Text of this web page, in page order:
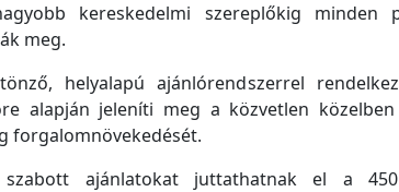
kereskedelmi szereplőkig minden
meg.
helyalapú ajánlórendszerrel
alapján jeleníti meg a közvetlen
forgalomnövekedését.
szabott ajánlatokat juttathatnak el a